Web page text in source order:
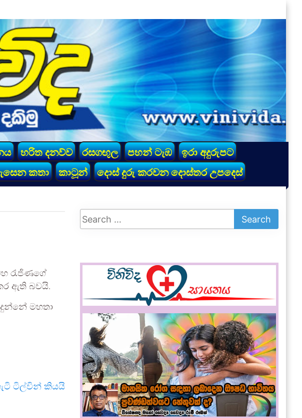
හරිත දනව්ව රසගඟුල පහන් ටැඹ
ඉරා අදුරුපට
කතා කාටූන් දොස් දුරු කරවන දොස්තර උපදෙස්
රැජිණගේ
ඇති බවයි.
මහතා
ටිල්වින් කියයි